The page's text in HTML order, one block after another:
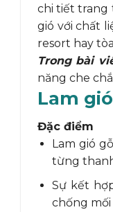
chi tiết trang
gió với chất
resort hay
Trong bài
năng che
Lam
Đặc điểm
Lam gió
từng
Sự kết
chống